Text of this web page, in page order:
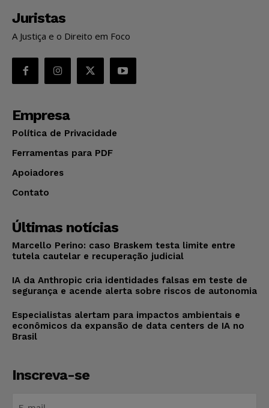
Juristas
A Justiça e o Direito em Foco
Empresa
Política de Privacidade
Ferramentas para PDF
Apoiadores
Contato
Últimas notícias
Marcello Perino: caso Braskem testa limite entre
tutela cautelar e recuperação judicial
IA da Anthropic cria identidades falsas em teste de
segurança e acende alerta sobre riscos de autonomia
Especialistas alertam para impactos ambientais e
econômicos da expansão de data centers de IA no
Brasil
Inscreva-se